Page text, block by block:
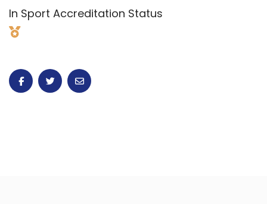
In Sport Accreditation Status